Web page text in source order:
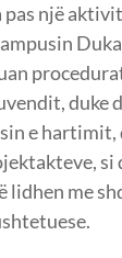
një
duke
e
si
lidhen me